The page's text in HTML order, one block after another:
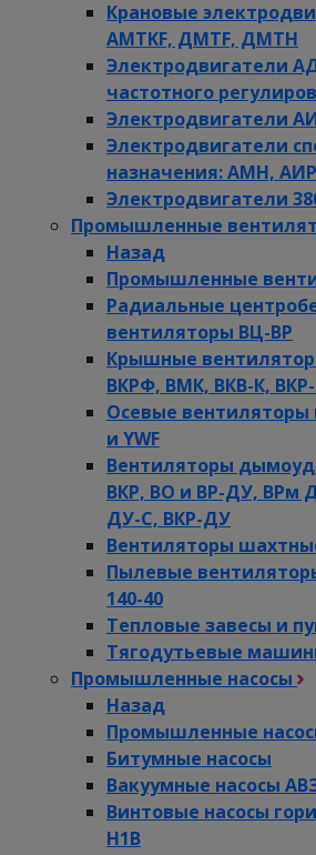
Крановые
AMTKF, ДMTF, ДМТН
Электродвигатели
частотного
Электродвигатели
Электродвигатели
назначения: АМН,
Электродвигатели
Промышленные
Назад
Промышленные
Радиальные
вентиляторы ВЦ-ВР
Крышные
ВКРФ, ВМК, ВКВ-К,
Осевые
и YWF
Вентиляторы
ВКР, ВО и ВР-ДУ, ВРм
ДУ-С, ВКР-ДУ
Вентиляторы
Пылевые
140-40
Тепловые завесы и
Тягодутьевые
Промышленные насосы
Назад
Промышленные
Битумные насосы
Вакуумные насосы
Винтовые насосы
Н1В